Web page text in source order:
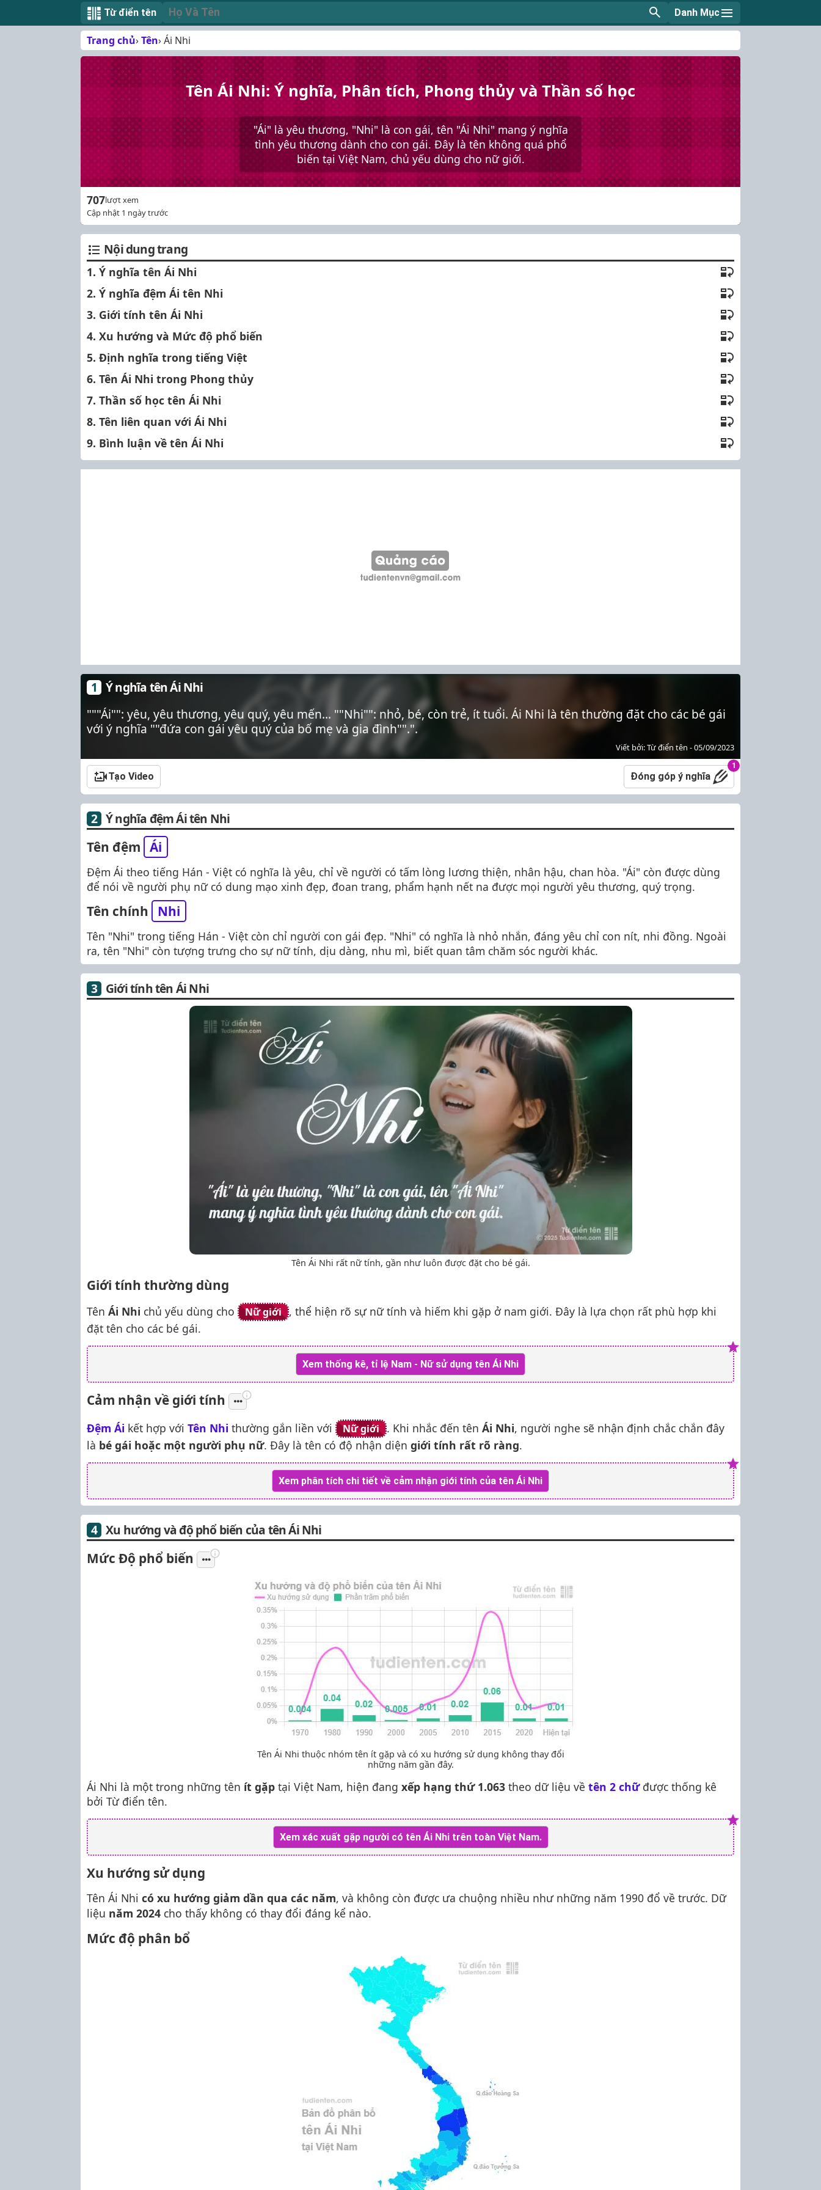
Từ điển tên Danh Mục
Trang chủ Tên Ái Nhi
Tên Ái Nhi: Ý nghĩa, Phân tích, Phong thủy và Thần số học
"Ái" là yêu thương, "Nhi" là con gái, tên "Ái Nhi" mang ý nghĩa
tình yêu thương dành cho con gái. Đây là tên không quá phổ
biến tại Việt Nam, chủ yếu dùng cho nữ giới.
707lượt xem
Cập nhật 1 ngày trước
Nội dung trang
1. Ý nghĩa tên Ái Nhi
2. Ý nghĩa đệm Ái tên Nhi
3. Giới tính tên Ái Nhi
4. Xu hướng và Mức độ phổ biến
5. Định nghĩa trong tiếng Việt
6. Tên Ái Nhi trong Phong thủy
7. Thần số học tên Ái Nhi
8. Tên liên quan với Ái Nhi
9. Bình luận về tên Ái Nhi
Ý nghĩa tên Ái Nhi
"""Ái"": yêu, yêu thương, yêu quý, yêu mến… ""Nhi"": nhỏ, bé, còn trẻ, ít tuổi. Ái Nhi là tên thường đặt cho các bé gái
với ý nghĩa ""đứa con gái yêu quý của bố mẹ và gia đình"".".
Viết bởi: Từ điển tên - 05/09/2023
Tạo Video Đóng góp ý nghĩa
1
Ý nghĩa đệm Ái tên Nhi
Tên đệm Ái
Đệm Ái theo tiếng Hán - Việt có nghĩa là yêu, chỉ về người có tấm lòng lương thiện, nhân hậu, chan hòa. "Ái" còn được dùng
để nói về người phụ nữ có dung mạo xinh đẹp, đoan trang, phẩm hạnh nết na được mọi người yêu thương, quý trọng.
Tên chính Nhi
Tên "Nhi" trong tiếng Hán - Việt còn chỉ người con gái đẹp. "Nhi" có nghĩa là nhỏ nhắn, đáng yêu chỉ con nít, nhi đồng. Ngoài
ra, tên "Nhi" còn tượng trưng cho sự nữ tính, dịu dàng, nhu mì, biết quan tâm chăm sóc người khác.
Giới tính tên Ái Nhi
Tên Ái Nhi rất nữ tính, gần như luôn được đặt cho bé gái.
Giới tính thường dùng
Tên Ái Nhi chủ yếu dùng cho Nữ giới , thể hiện rõ sự nữ tính và hiếm khi gặp ở nam giới. Đây là lựa chọn rất phù hợp khi
đặt tên cho các bé gái.
Xem thống kê, tỉ lệ Nam - Nữ sử dụng tên Ái Nhi
Cảm nhận về giới tính
Đệm Ái kết hợp với Tên Nhi thường gắn liền với Nữ giới . Khi nhắc đến tên Ái Nhi, người nghe sẽ nhận định chắc chắn đây
là bé gái hoặc một người phụ nữ. Đây là tên có độ nhận diện giới tính rất rõ ràng.
Xem phân tích chi tiết về cảm nhận giới tính của tên Ái Nhi
Xu hướng và độ phổ biến của tên Ái Nhi
Mức Độ phổ biến
Tên Ái Nhi thuộc nhóm tên ít gặp và có xu hướng sử dụng không thay đổi
những năm gần đây.
Ái Nhi là một trong những tên ít gặp tại Việt Nam, hiện đang xếp hạng thứ 1.063 theo dữ liệu về tên 2 chữđược thống kê
bởi Từ điển tên.
Xem xác xuất gặp người có tên Ái Nhi trên toàn Việt Nam.
Xu hướng sử dụng
Tên Ái Nhi có xu hướng giảm dần qua các năm, và không còn được ưa chuộng nhiều như những năm 1990 đổ về trước. Dữ
liệu năm 2024 cho thấy không có thay đổi đáng kể nào.
Mức độ phân bổ